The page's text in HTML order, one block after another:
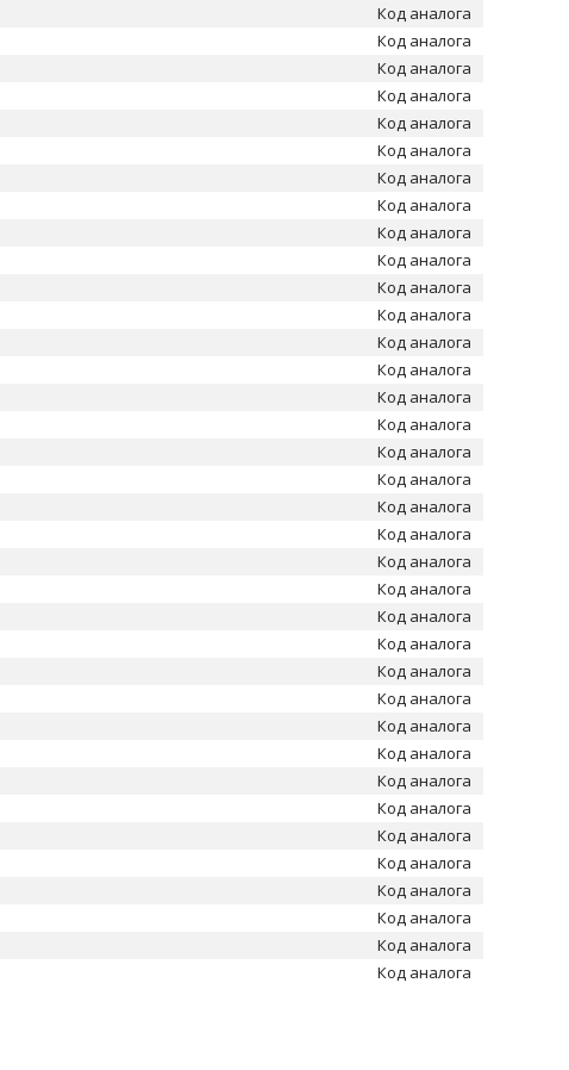
Код аналога
Код аналога
Код аналога
Код аналога
Код аналога
Код аналога
Код аналога
Код аналога
Код аналога
Код аналога
Код аналога
Код аналога
Код аналога
Код аналога
Код аналога
Код аналога
Код аналога
Код аналога
Код аналога
Код аналога
Код аналога
Код аналога
Код аналога
Код аналога
Код аналога
Код аналога
Код аналога
Код аналога
Код аналога
Код аналога
Код аналога
Код аналога
Код аналога
Код аналога
Код аналога
Код аналога